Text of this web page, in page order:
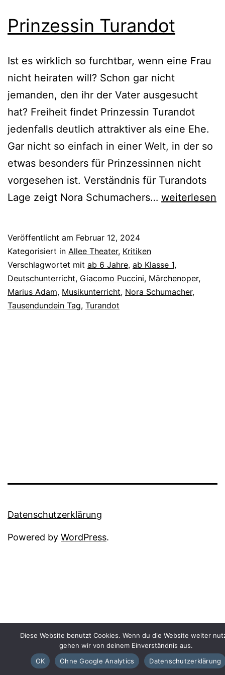
Prinzessin Turandot
Ist es wirklich so furchtbar, wenn eine Frau
nicht heiraten will? Schon gar nicht
jemanden, den ihr der Vater ausgesucht
hat? Freiheit findet Prinzessin Turandot
jedenfalls deutlich attraktiver als eine Ehe.
Gar nicht so einfach in einer Welt, in der so
etwas besonders für Prinzessinnen nicht
vorgesehen ist. Verständnis für Turandots
Lage zeigt Nora Schumachers… Prinzessin
weiterlesen
Veröffentlicht am Februar 12, 2024
Kategorisiert in Allee Theater, Kritiken
Verschlagwortet mit ab 6 Jahre, ab Klasse 1,
Deutschunterricht, Giacomo Puccini, Märchenoper,
Marius Adam, Musikunterricht, Nora Schumacher,
Tausendundein Tag, Turandot
Datenschutzerklärung
Powered by WordPress.
Diese Website benutzt Cookies. Wenn du die Website weiter
gehen wir von deinem Einverständnis aus.
OK
Ohne Google Analytics Datenschutzerklärung